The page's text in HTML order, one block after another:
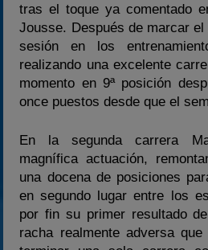
tras el toque ya comentado
Jousse. Después de marcar el
sesión en los
realizando una excelente
momento en 9ª posición
once puestos desde que el
En la segunda carrera
magnífica actuación,
una docena de posiciones
en segundo lugar entre los
por fin su primer resultado
racha realmente adversa